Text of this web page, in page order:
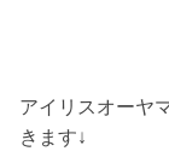
アイリスオーヤ
きます↓